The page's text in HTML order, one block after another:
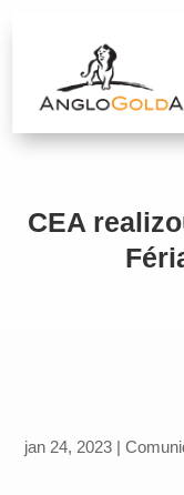
CEA
jan 24, 2023 |